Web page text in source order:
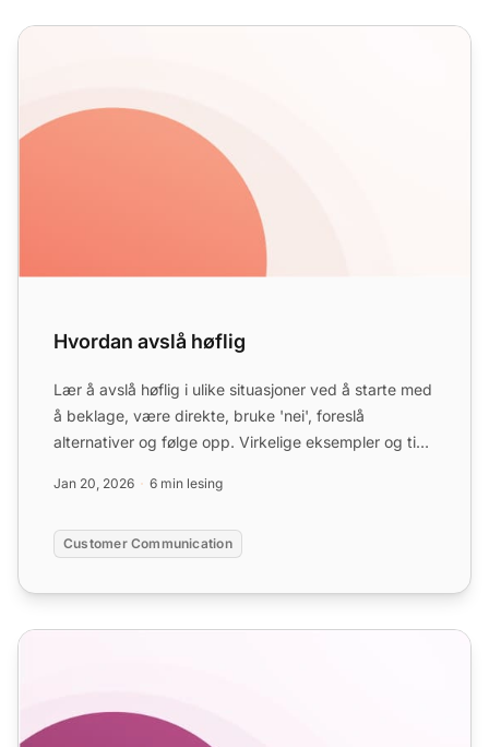
Hvordan avslå høflig
Hvordan avslå høflig
Lær å avslå høflig i ulike situasjoner ved å starte med
å beklage, være direkte, bruke 'nei', foreslå
alternativer og følge opp. Virkelige eksempler og tips
Jan 20, 2026 6 min lesing
Customer Communication
Maler for svar på refusjonsforespørsler